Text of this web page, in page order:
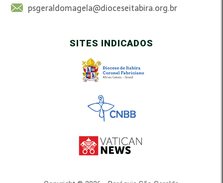
psgeraldomagela@dioceseitabira.org.br
SITES INDICADOS